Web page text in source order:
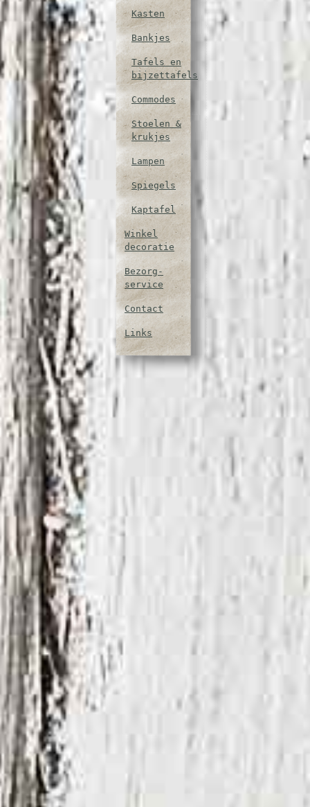
Kasten
Bankjes
Tafels en
bijzettafels
Commodes
Stoelen &
krukjes
Lampen
Spiegels
Kaptafel
Winkel
decoratie
Bezorg-
service
Contact
Links